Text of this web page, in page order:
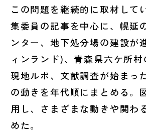
この問題を継続的に取材して
集委員の記事を中心に、幌延
ンター、地下処分場の建設が
ィンランド)、青森県六ケ所
現地ルポ、文献調査が始まっ
の動きを年代順にまとめる。
用し、さまざまな動きや関わ
めた。